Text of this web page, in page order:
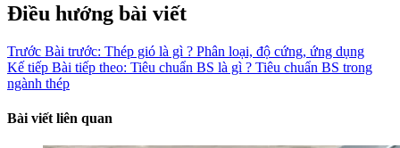
Điều hướng bài viết
Trước Bài trước: Thép gió là gì ? Phân loại, độ cứng, ứng dụng
Kế tiếp Bài tiếp theo: Tiêu chuẩn BS là gì ? Tiêu chuẩn BS trong
ngành thép
Bài viết liên quan